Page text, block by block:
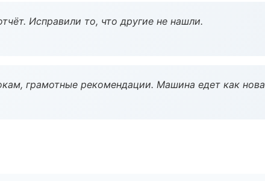
Исправили то, что другие не нашли.
грамотные рекомендации. Машина едет как